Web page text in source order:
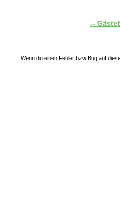
--
Wenn du einen Fehler bzw Bug auf